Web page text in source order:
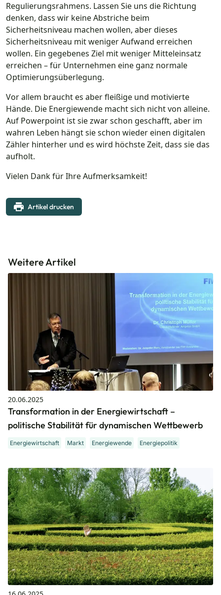
Regulierungsrahmens. Lassen Sie uns die Richtung
denken, dass wir keine Abstriche beim
Sicherheitsniveau machen wollen, aber dieses
Sicherheitsniveau mit weniger Aufwand erreichen
wollen. Ein gegebenes Ziel mit weniger Mitteleinsatz
erreichen – für Unternehmen eine ganz normale
Optimierungsüberlegung.
Vor allem braucht es aber fleißige und motivierte
Hände. Die Energiewende macht sich nicht von alleine.
Auf Powerpoint ist sie zwar schon geschafft, aber im
wahren Leben hängt sie schon wieder einen digitalen
Zähler hinterher und es wird höchste Zeit, dass sie das
aufholt.
Vielen Dank für Ihre Aufmerksamkeit!
Artikel drucken
Weitere Artikel
20.06.2025
Transformation in der Energiewirtschaft –
politische Stabilität für dynamischen Wettbewerb
Energiewirtschaft Markt Energiewende Energiepolitik